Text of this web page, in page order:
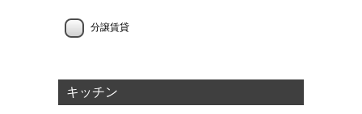
分譲賃貸
キッチン